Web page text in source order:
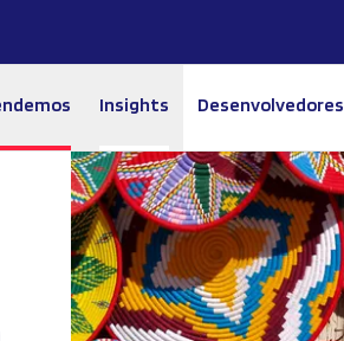
Insights Desenvolvedores